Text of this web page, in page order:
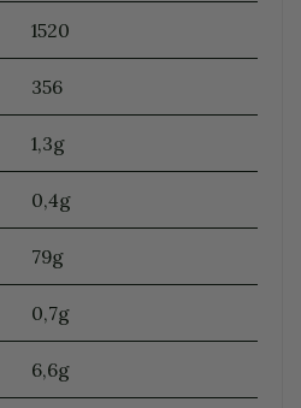
1520
356
1,3g
0,4g
79g
0,7g
6,6g